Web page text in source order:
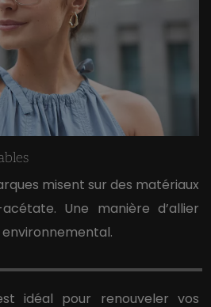
misent sur des matériaux
Une manière d’allier
idéal pour renouveler vos